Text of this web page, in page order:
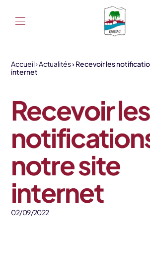
Accueil Actualités Recevoir les
internet
Recevoir les
notre site
internet
02/09/2022